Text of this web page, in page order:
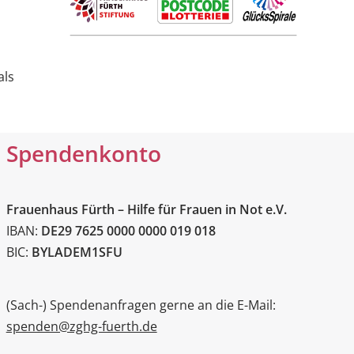
Spendenkonto
Frauenhaus Fürth – Hilfe für Frauen in Not e.V.
IBAN: DE29 7625 0000 0000 019 018
BIC: BYLADEM1SFU
(Sach-) Spendenanfragen gerne an die E-Mail:
spenden@zghg-fuerth.de